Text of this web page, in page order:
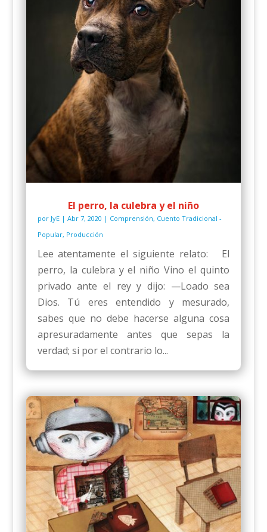
El perro, la culebra y el niño
por JyE| Abr 7, 2020 | Comprensión, Cuento Tradicional -
Popular, Producción
Lee atentamente el siguiente relato: El
perro, la culebra y el niño Vino el quinto
privado ante el rey y dijo: —Loado sea
Dios. Tú eres entendido y mesurado,
sabes que no debe hacerse alguna cosa
apresuradamente antes que sepas la
verdad; si por el contrario lo...